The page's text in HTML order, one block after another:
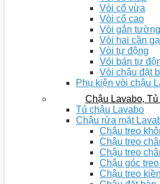
Vòi cổ vừa
Vòi cổ cao
Vòi gắn tường
Vòi hai cần
Vòi tự động
Vói bán tự
Vòi chậu đặt
Phụ kiện vòi chậu
Chậu Lavabo, Tủ
Tủ chậu Lavabo
Chậu rửa mặt
Chậu treo
Chậu treo
Chậu treo
Chậu góc
Chậu treo